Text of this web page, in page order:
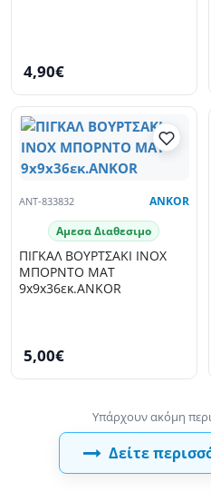
4,90€
ANT-833832 ANKOR
Αμεσα Διαθεσιμο
ΠΙΓΚΑΛ ΒΟΥΡΤΣΑΚΙ INOX
ΜΠΟΡΝΤΟ ΜΑΤ
9x9x36εκ.ANKOR
5,00€
Δείτε